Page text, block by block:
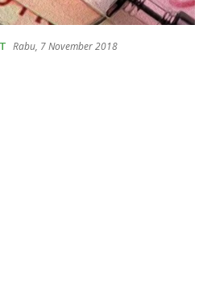
Rabu, 7 November 2018